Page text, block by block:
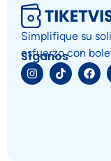
Simplifique su
esfuerzo con
Síganos